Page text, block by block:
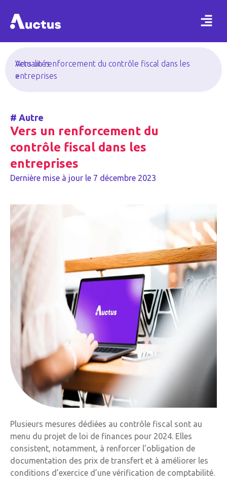
Actualités
>
Vers un renforcement du contrôle fiscal dans les
entreprises
# Autre
Vers un renforcement du
contrôle fiscal dans les
entreprises
Dernière mise à jour le 7 décembre 2023
Plusieurs mesures dédiées au contrôle fiscal sont au
menu du projet de loi de finances pour 2024. Elles
consistent, notamment, à renforcer l’obligation de
documentation des prix de transfert et à améliorer les
conditions d’exercice d’une vérification de comptabilité.